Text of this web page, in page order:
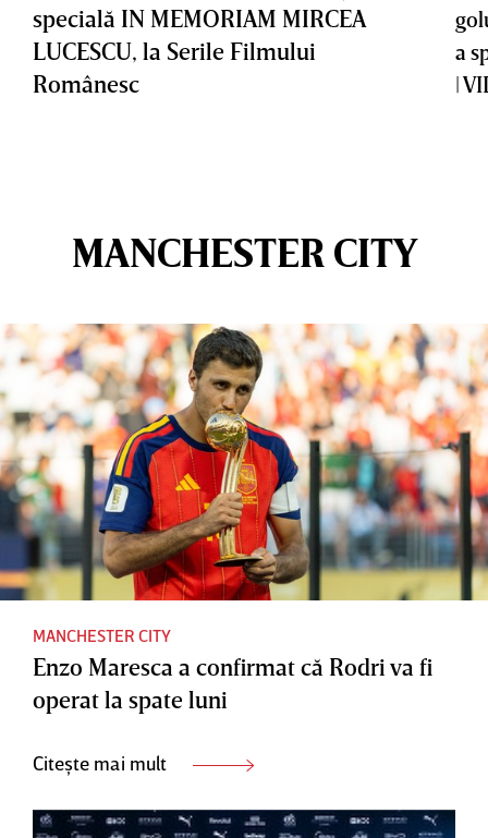
specială IN MEMORIAM MIRCEA
LUCESCU, la Serile Filmului
Românesc
a
|
MANCHESTER CITY
MANCHESTER CITY
Enzo Maresca a confirmat că Rodri va fi
operat la spate luni
Citește mai mult